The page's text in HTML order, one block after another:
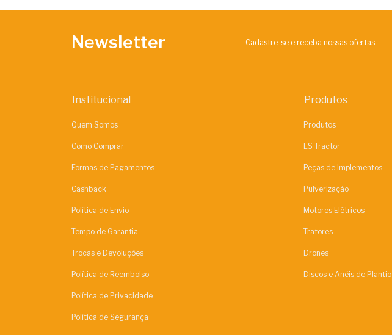
Newsletter Cadastre-se e receba nossas ofertas.
Institucional
Quem Somos
Como Comprar
Formas de Pagamentos
Cashback
Política de Envio
Tempo de Garantia
Trocas e Devoluções
Política de Reembolso
Política de Privacidade
Política de Segurança
Produtos
Produtos
LS Tractor
Peças de Implementos
Pulverização
Motores Elétricos
Tratores
Drones
Discos e Anéis de Plantio